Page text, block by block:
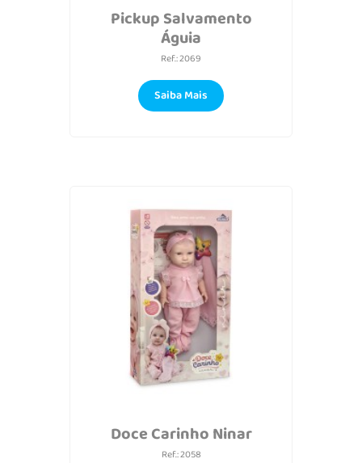
Pickup Salvamento
Águia
Ref.: 2069
Saiba Mais
Doce Carinho Ninar
Ref.: 2058